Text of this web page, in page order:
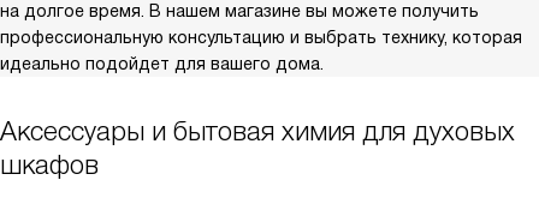
на долгое время. В нашем магазине вы можете получить
профессиональную консультацию и выбрать технику, которая
идеально подойдет для вашего дома.
Аксессуары и бытовая химия для духовых
шкафов